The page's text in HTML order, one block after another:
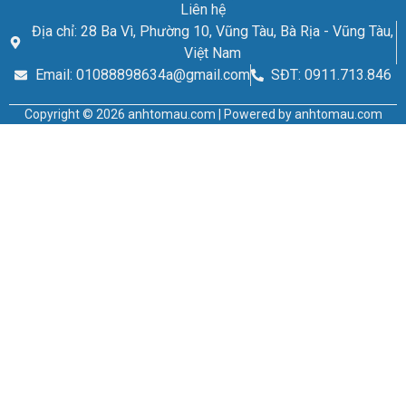
Liên hệ
Địa chỉ: 28 Ba Vì, Phường 10, Vũng Tàu, Bà Rịa - Vũng Tàu,
Việt Nam
Email: 01088898634a@gmail.com
SĐT: 0911.713.846
Copyright © 2026 anhtomau.com | Powered by anhtomau.com